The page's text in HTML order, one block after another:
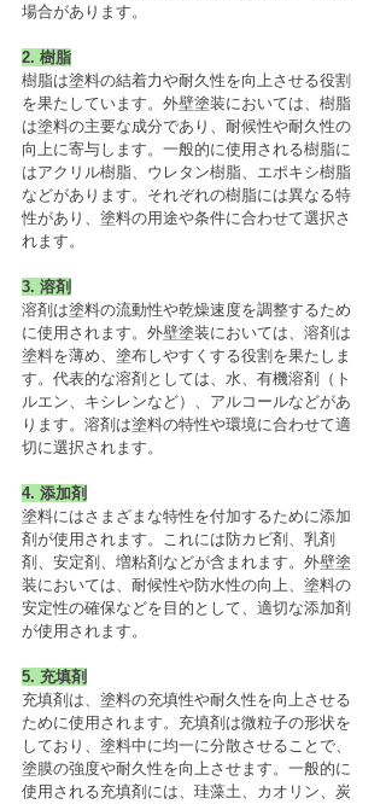
場合があります。
2. 樹脂
樹脂は塗料の結着力や耐久性を向上させる役割
を果たしています。外壁塗装においては、樹脂
は塗料の主要な成分であり、耐候性や耐久性の
向上に寄与します。一般的に使用される樹脂に
はアクリル樹脂、ウレタン樹脂、エポキシ樹脂
などがあります。それぞれの樹脂には異なる特
性があり、塗料の用途や条件に合わせて選択さ
れます。
3. 溶剤
溶剤は塗料の流動性や乾燥速度を調整するため
に使用されます。外壁塗装においては、溶剤は
塗料を薄め、塗布しやすくする役割を果たしま
す。代表的な溶剤としては、水、有機溶剤（ト
ルエン、キシレンなど）、アルコールなどがあ
ります。溶剤は塗料の特性や環境に合わせて適
切に選択されます。
4. 添加剤
塗料にはさまざまな特性を付加するために添加
剤が使用されます。これには防カビ剤、乳剤
剤、安定剤、増粘剤などが含まれます。外壁塗
装においては、耐候性や防水性の向上、塗料の
安定性の確保などを目的として、適切な添加剤
が使用されます。
5. 充填剤
充填剤は、塗料の充填性や耐久性を向上させる
ために使用されます。充填剤は微粒子の形状を
しており、塗料中に均一に分散させることで、
塗膜の強度や耐久性を向上させます。一般的に
使用される充填剤には、珪藻土、カオリン、炭